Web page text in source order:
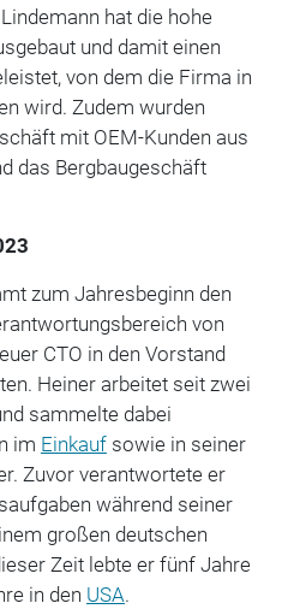
hat die hohe
und damit einen
von dem die Firma in
wird. Zudem wurden
mit OEM-Kunden aus
das Bergbaugeschäft
zum Jahresbeginn den
von
CTO in den Vorstand
Heiner arbeitet seit zwei
sammelte dabei
im Einkaufsowie in seiner
Zuvor verantwortete er
während seiner
großen deutschen
Zeit lebte er fünf Jahre
in den USA.